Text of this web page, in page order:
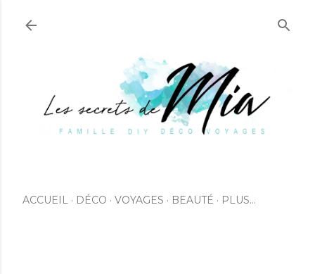
ACCUEIL DÉCO VOYAGES BEAUTÉ PLUS…